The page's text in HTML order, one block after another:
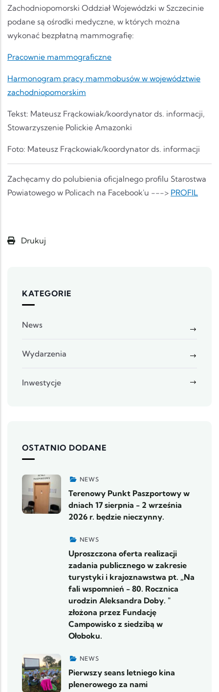
Zachodniopomorski Oddział Wojewódzki w Szczecinie
podane są ośrodki medyczne, w których można
wykonać bezpłatną mammografię:
Pracownie mammograficzne
Harmonogram pracy mammobusów w województwie
zachodniopomorskim
Tekst: Mateusz Frąckowiak/koordynator ds. informacji,
Stowarzyszenie Polickie Amazonki
Foto: Mateusz Frąckowiak/koordynator ds. informacji
Zachęcamy do polubienia oficjalnego profilu Starostwa
Powiatowego w Policach na Facebook'u ---> PROFIL
Drukuj
KATEGORIE
News
Wydarzenia
Inwestycje
OSTATNIO DODANE
NEWS
Terenowy Punkt Paszportowy w
dniach 17 sierpnia - 2 września
2026 r. będzie nieczynny.
NEWS
Uproszczona oferta realizacji
zadania publicznego w zakresie
turystyki i krajoznawstwa pt. „Na
fali wspomnień - 80. Rocznica
urodzin Aleksandra Doby. "
złożona przez Fundację
Campowisko z siedzibą w
Ołoboku.
NEWS
Pierwszy seans letniego kina
plenerowego za nami